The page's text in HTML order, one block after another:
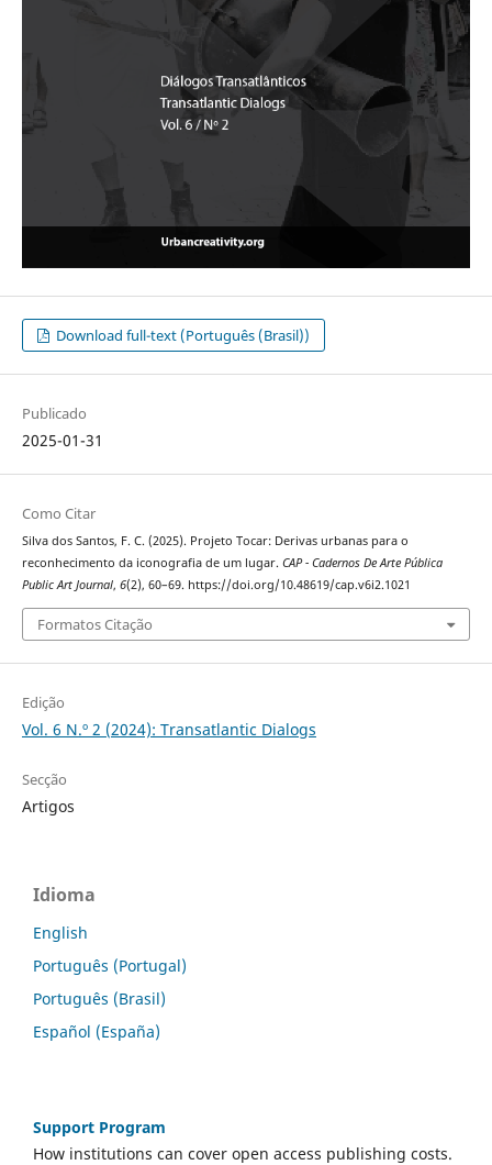
Download full-text (Português (Brasil))
Publicado
2025-01-31
Como Citar
Silva dos Santos, F. C. (2025). Projeto Tocar: Derivas urbanas para o
reconhecimento da iconografia de um lugar. CAP - Cadernos De Arte Pública
Public Art Journal, 6(2), 60–69. https://doi.org/10.48619/cap.v6i2.1021
Formatos Citação
Edição
Vol. 6 N.º 2 (2024): Transatlantic Dialogs
Secção
Artigos
Idioma
English
Português (Portugal)
Português (Brasil)
Español (España)
Support Program
How institutions can cover open access publishing costs.